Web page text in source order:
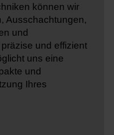
können wir
Ausschachtungen,
und
und effizient
uns eine
und
Ihres